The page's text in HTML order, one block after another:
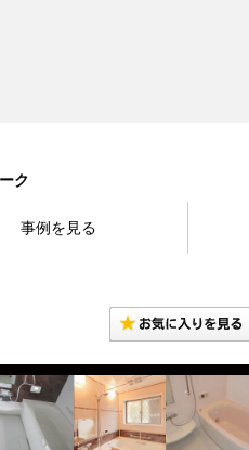
ク
事例を見る